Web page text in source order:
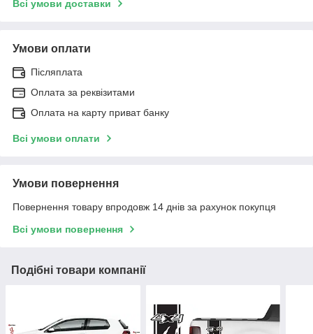
Всі умови доставки
Умови оплати
Післяплата
Оплата за реквізитами
Оплата на карту приват банку
Всі умови оплати
Умови повернення
Повернення товару впродовж 14 днів за рахунок покупця
Всі умови повернення
Подібні товари компанії